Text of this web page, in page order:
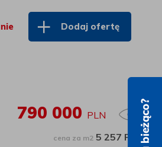
Dodaj ofertę
790 000 PLN
cena za m2 5 257 PLN